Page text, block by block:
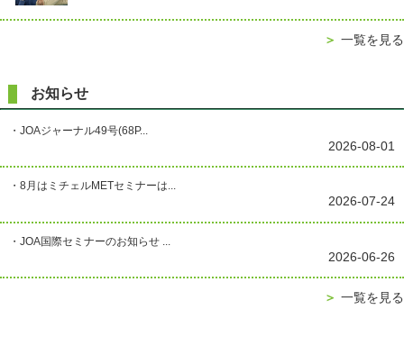
＞ 一覧を見る
お知らせ
・JOAジャーナル49号(68P...
2026-08-01
・8月はミチェルMETセミナーは...
2026-07-24
・JOA国際セミナーのお知らせ ...
2026-06-26
＞ 一覧を見る